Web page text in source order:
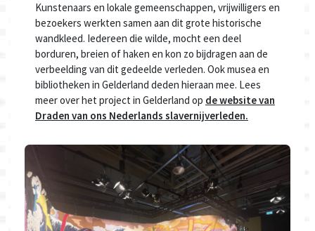
Kunstenaars en lokale gemeenschappen, vrijwilligers en
bezoekers werkten samen aan dit grote historische
wandkleed. Iedereen die wilde, mocht een deel
borduren, breien of haken en kon zo bijdragen aan de
verbeelding van dit gedeelde verleden. Ook musea en
bibliotheken in Gelderland deden hieraan mee. Lees
meer over het project in Gelderland op de website van
Draden van ons Nederlands slavernijverleden.